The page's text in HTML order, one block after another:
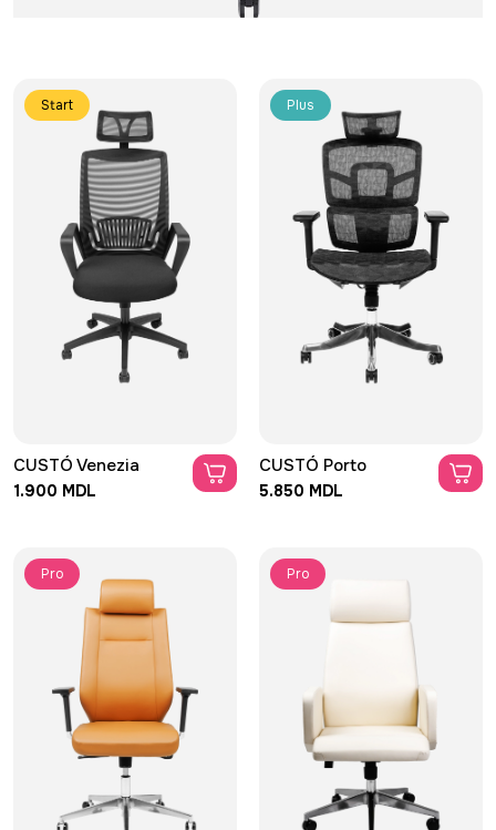
CUSTÓ Sevilla предоставляет полный
контроль над комфортом с регулируемой
поясничной поддержкой, 2D
подголовником и регулируемыми
подлокотниками. Дышащая спинка и
база с тихими колесами гарантирует
долговечность и сдержанную
3.550 MDL
Cumpără
Start
CUSTÓ Venezia
1.900 MDL
Plus
CUSTÓ Porto
5.850 MDL
Pro Pro